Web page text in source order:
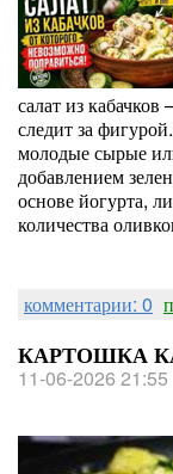
салат из
следит за
молодые сырые
добавлением
основе йогурта,
количества
комментарии: 0
КАРТОШКА
11-06-2026 21:55